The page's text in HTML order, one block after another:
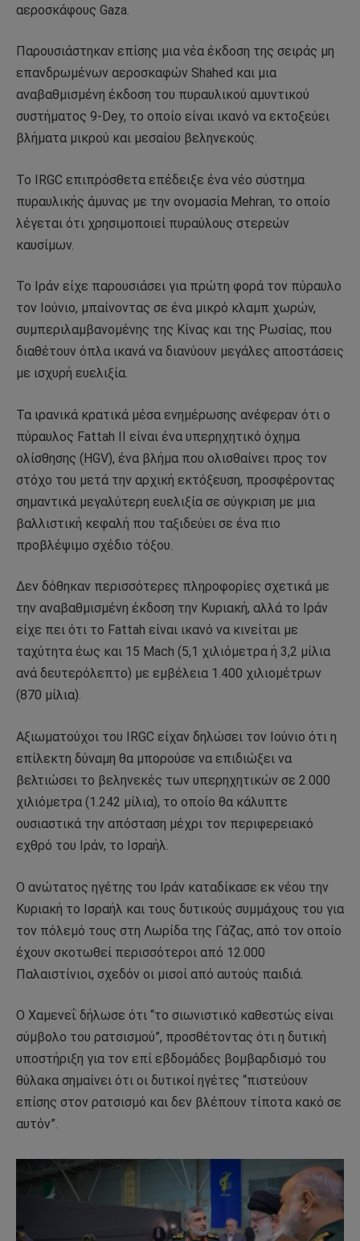
αεροσκάφους Gaza.
Παρουσιάστηκαν επίσης μια νέα έκδοση της σειράς μη
επανδρωμένων αεροσκαφών Shahed και μια
αναβαθμισμένη έκδοση του πυραυλικού αμυντικού
συστήματος 9-Dey, το οποίο είναι ικανό να εκτοξεύει
βλήματα μικρού και μεσαίου βεληνεκούς.
Το IRGC επιπρόσθετα επέδειξε ένα νέο σύστημα
πυραυλικής άμυνας με την ονομασία Mehran, το οποίο
λέγεται ότι χρησιμοποιεί πυραύλους στερεών
καυσίμων.
Το Ιράν είχε παρουσιάσει για πρώτη φορά τον πύραυλο
τον Ιούνιο, μπαίνοντας σε ένα μικρό κλαμπ χωρών,
συμπεριλαμβανομένης της Κίνας και της Ρωσίας, που
διαθέτουν όπλα ικανά να διανύουν μεγάλες αποστάσεις
με ισχυρή ευελιξία.
Τα ιρανικά κρατικά μέσα ενημέρωσης ανέφεραν ότι ο
πύραυλος Fattah II είναι ένα υπερηχητικό όχημα
ολίσθησης (HGV), ένα βλήμα που ολισθαίνει προς τον
στόχο του μετά την αρχική εκτόξευση, προσφέροντας
σημαντικά μεγαλύτερη ευελιξία σε σύγκριση με μια
βαλλιστική κεφαλή που ταξιδεύει σε ένα πιο
προβλέψιμο σχέδιο τόξου.
Δεν δόθηκαν περισσότερες πληροφορίες σχετικά με
την αναβαθμισμένη έκδοση την Κυριακή, αλλά το Ιράν
είχε πει ότι το Fattah είναι ικανό να κινείται με
ταχύτητα έως και 15 Mach (5,1 χιλιόμετρα ή 3,2 μίλια
ανά δευτερόλεπτο) με εμβέλεια 1.400 χιλιομέτρων
(870 μίλια).
Αξιωματούχοι του IRGC είχαν δηλώσει τον Ιούνιο ότι η
επίλεκτη δύναμη θα μπορούσε να επιδιώξει να
βελτιώσει το βεληνεκές των υπερηχητικών σε 2.000
χιλιόμετρα (1.242 μίλια), το οποίο θα κάλυπτε
ουσιαστικά την απόσταση μέχρι τον περιφερειακό
εχθρό του Ιράν, το Ισραήλ.
Ο ανώτατος ηγέτης του Ιράν καταδίκασε εκ νέου την
Κυριακή το Ισραήλ και τους δυτικούς συμμάχους του για
τον πόλεμό τους στη Λωρίδα της Γάζας, από τον οποίο
έχουν σκοτωθεί περισσότεροι από 12.000
Παλαιστίνιοι, σχεδόν οι μισοί από αυτούς παιδιά.
Ο Χαμενεΐ δήλωσε ότι “το σιωνιστικό καθεστώς είναι
σύμβολο του ρατσισμού”, προσθέτοντας ότι η δυτική
υποστήριξη για τον επί εβδομάδες βομβαρδισμό του
θύλακα σημαίνει ότι οι δυτικοί ηγέτες “πιστεύουν
επίσης στον ρατσισμό και δεν βλέπουν τίποτα κακό σε
αυτόν”.